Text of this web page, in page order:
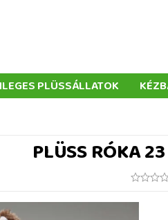
PLÜSSÁLLATOK
PLÜSS RÓKA